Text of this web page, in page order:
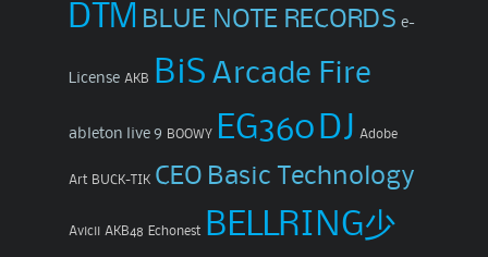
DTM BLUE NOTE RECORDS e-
License AKB BiS Arcade Fire
ableton live 9 BOOWY EG360 DJ Adobe
Art BUCK-TIK CEO Basic Technology
Avicii AKB48 Echonest
BELLRING少